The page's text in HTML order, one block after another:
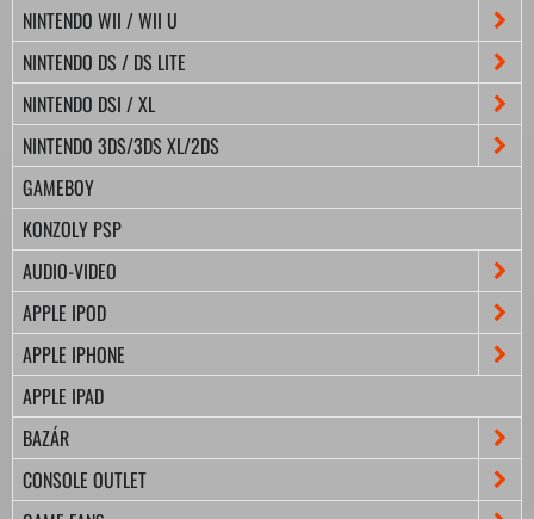
NINTENDO WII / WII U
NINTENDO DS / DS LITE
NINTENDO DSI / XL
NINTENDO 3DS/3DS XL/2DS
GAMEBOY
KONZOLY PSP
AUDIO-VIDEO
APPLE IPOD
APPLE IPHONE
APPLE IPAD
BAZÁR
CONSOLE OUTLET